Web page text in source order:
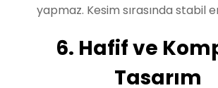
yapmaz. Kesim sırasında stabil
6. Hafif ve
Tasarım